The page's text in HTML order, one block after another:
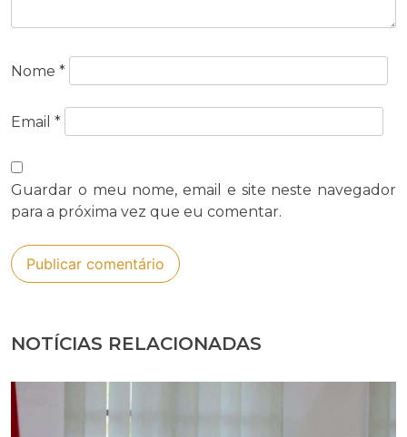
Nome *
Email *
Guardar o meu nome, email e site neste navegador
para a próxima vez que eu comentar.
NOTÍCIAS RELACIONADAS